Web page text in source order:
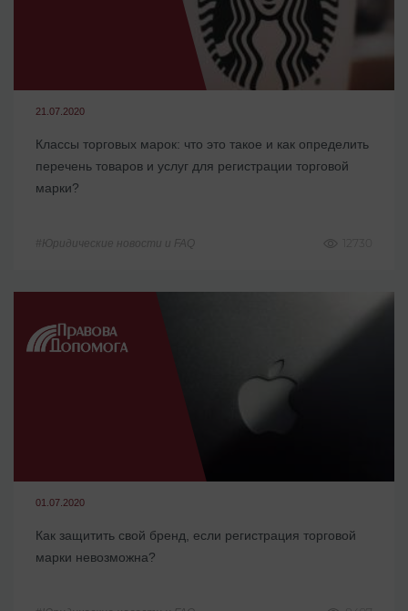
21.07.2020
Классы торговых марок: что это такое и как определить
перечень товаров и услуг для регистрации торговой
марки?
#Юридические новости и FAQ
01.07.2020
Как защитить свой бренд, если регистрация торговой
марки невозможна?